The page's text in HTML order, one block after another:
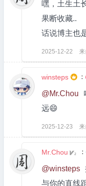
嘿，土生土
果断收藏..
话说博主也
2025-12-22
winsteps  ：
@Mr.Chou
远😄
2025-12-23
Mr.Chou 2 ：
@winsteps
与你的直线